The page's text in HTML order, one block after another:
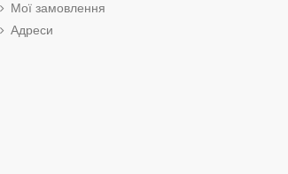
Мої замовлення
Адреси